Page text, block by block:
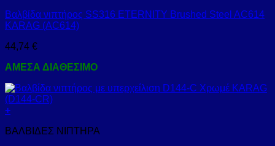
Βαλβίδα νιπτήρος SS316 ETERNITY Brushed Steel AC614
KARAG (AC614)
44,74 €
ΑΜΕΣΑ ΔΙΑΘΕΣΙΜΟ
+
ΒΑΛΒΙΔΕΣ ΝΙΠΤΗΡΑ